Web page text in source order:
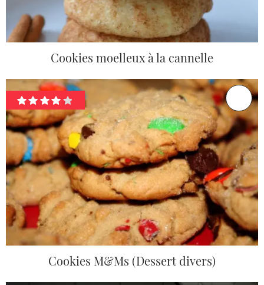
Cookies moelleux à la cannelle
Cookies M&Ms (Dessert divers)